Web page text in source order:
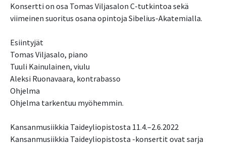
Konsertti on osa Tomas Viljasalon C-tutkintoa sekä
viimeinen suoritus osana opintoja Sibelius-Akatemialla.
Esiintyjät
Tomas Viljasalo, piano
Tuuli Kainulainen, viulu
Aleksi Ruonavaara, kontrabasso
Ohjelma
Ohjelma tarkentuu myöhemmin.
Kansanmusiikkia Taideyliopistosta 11.4.–2.6.2022
Kansanmusiikkia Taideyliopistosta -konsertit ovat sarja